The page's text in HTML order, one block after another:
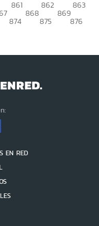
861 862 863
868 869
874 875 876
EN RED